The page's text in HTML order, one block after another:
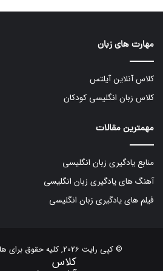
کلاس
مهارت های زبان
کلاس آنلاین آیلتس
کلاس زبان انگلیسی کودکان
مهمترین مقالات
منابع یادگیری زبان انگلیسی
آهنگ های یادگیری زبان انگلیسی
فیلم های یادگیری زبان انگلیسی
© کپی رایت 2026, کلیه حقوق برای هایتاکی محفوظ است